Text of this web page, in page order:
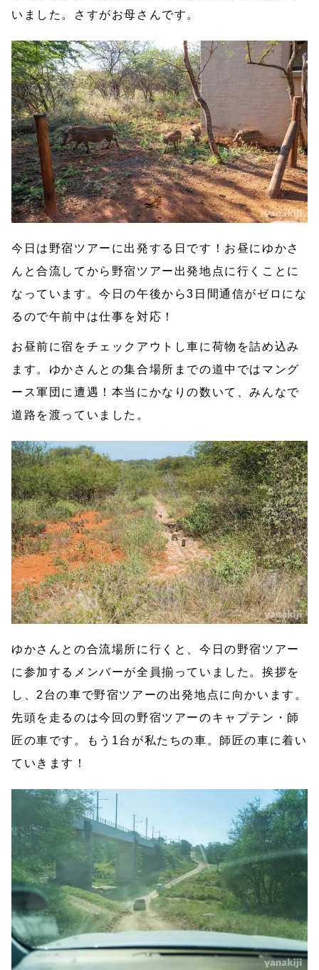
いました。さすがお母さんです。
今日は野宿ツアーに出発する日です！お昼にゆかさ
んと合流してから野宿ツアー出発地点に行くことに
なっています。今日の午後から3日間通信がゼロにな
るので午前中は仕事を対応！
お昼前に宿をチェックアウトし車に荷物を詰め込み
ます。ゆかさんとの集合場所までの道中ではマング
ース軍団に遭遇！本当にかなりの数いて、みんなで
道路を渡っていました。
ゆかさんとの合流場所に行くと、今日の野宿ツアー
に参加するメンバーが全員揃っていました。挨拶を
し、2台の車で野宿ツアーの出発地点に向かいます。
先頭を走るのは今回の野宿ツアーのキャプテン・師
匠の車です。もう1台が私たちの車。師匠の車に着い
ていきます！